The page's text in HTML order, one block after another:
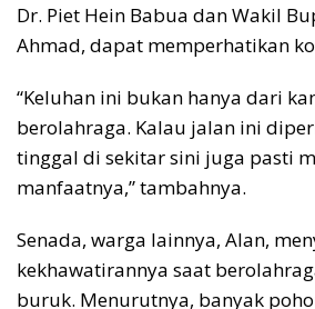
Dr. Piet Hein Babua dan Wakil
Ahmad, dapat memperhatikan
“Keluhan ini bukan hanya dari
berolahraga. Kalau jalan ini
tinggal di sekitar sini juga pasti
manfaatnya,” tambahnya.
Senada, warga lainnya, Alan,
kekhawatirannya saat
buruk. Menurutnya, banyak